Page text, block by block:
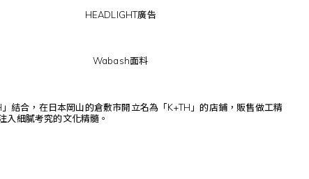
HEADLIGHT廣告
Wabash面料
結合，在日本岡山的倉敷市開立名為「K+TH」的店鋪，販售做工精
入細膩考究的文化精髓。